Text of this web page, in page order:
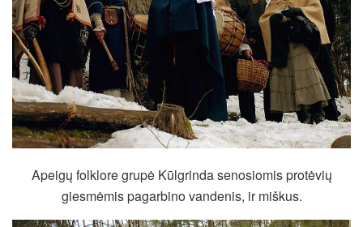
Apeigų folklore grupė Kūlgrinda senosiomis protėvių
giesmėmis pagarbino vandenis, ir miškus.